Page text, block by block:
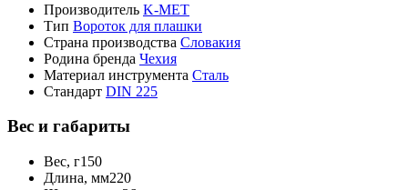
Производитель K-MET
Тип Вороток для плашки
Страна производства Словакия
Родина бренда Чехия
Материал инструмента Сталь
Стандарт DIN 225
Вес и габариты
Вес, г150
Длина, мм220